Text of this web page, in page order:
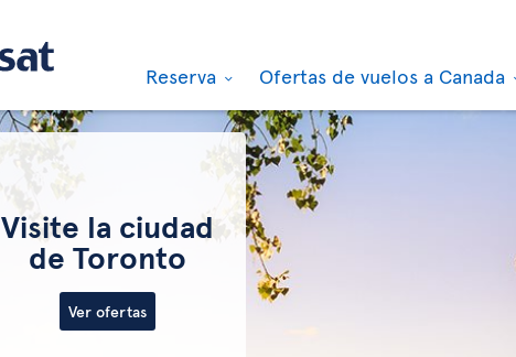
Reserva Ofertas de vuelos a Canada
Visite la ciudad
de Toronto
Ver ofertas